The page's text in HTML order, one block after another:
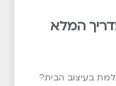
המלא
בעיצוב הבית?